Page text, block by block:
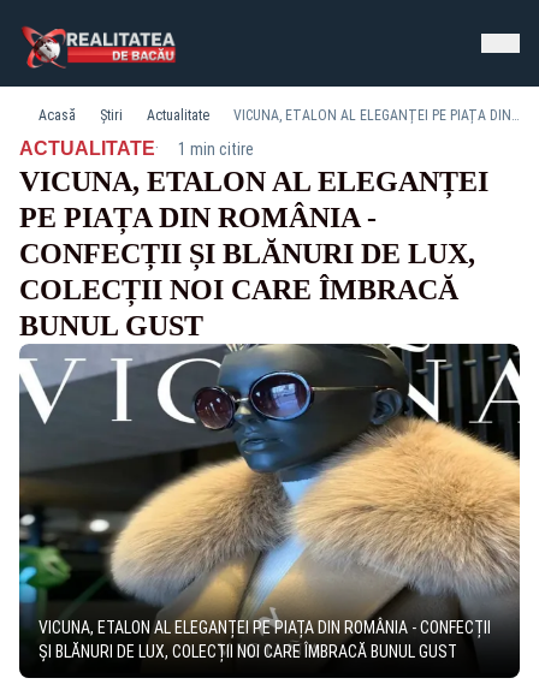
Acasă Știri Actualitate VICUNA, ETALON AL ELEGANȚEI PE PIAȚA DIN ROMÂNIA - CONFECȚII ȘI BLĂNURI DE LUX, COLECȚII NOI CARE ÎMBRACĂ BUNUL GUST
ACTUALITATE· 1 min citire
VICUNA, ETALON AL ELEGANȚEI
PE PIAȚA DIN ROMÂNIA -
CONFECȚII ȘI BLĂNURI DE LUX,
COLECȚII NOI CARE ÎMBRACĂ
BUNUL GUST
VICUNA, ETALON AL ELEGANȚEI PE PIAȚA DIN ROMÂNIA - CONFECȚII
ȘI BLĂNURI DE LUX, COLECȚII NOI CARE ÎMBRACĂ BUNUL GUST